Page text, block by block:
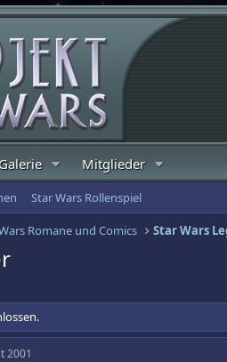
Galerie Mitglieder
Star Wars Rollenspiel
Romane und Comics Star Wars
2001